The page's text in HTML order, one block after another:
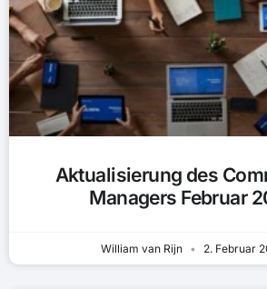
Aktualisierung des
Managers Februar
William van Rijn 2. Februar